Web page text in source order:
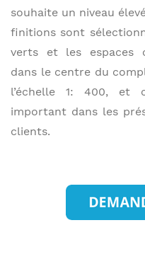
souhaite un niveau
finitions sont
verts et les espaces
dans le centre du
l’échelle 1: 400, et
important dans les
clients.